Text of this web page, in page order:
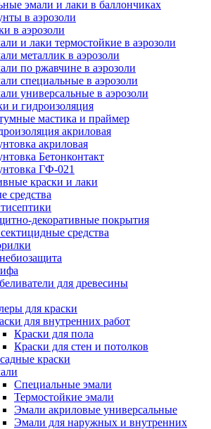
эмали и лаки в баллончиках
в аэрозоли
в аэрозоли
и лаки термостойкие в аэрозоли
металлик в аэрозоли
по ржавчине в аэрозоли
специальные в аэрозоли
универсальные в аэрозоли
и гидроизоляция
мастика и праймер
акриловая
акриловая
Бетонконтакт
ГФ-021
краски и лаки
средства
декоративные покрытия
средства
для древесины
для краски
для внутренних работ
Краски для пола
Краски для стен и потолков
краски
Специальные эмали
Термостойкие эмали
Эмали акриловые универсальные
Эмали для наружных и внутренних